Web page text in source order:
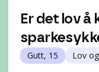
Er det lov å
Gutt, 15 Lov